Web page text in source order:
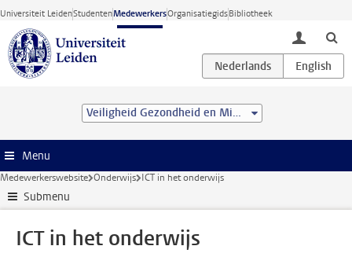
Ga direct naar de inhoud
Universiteit LeidenStudentenMedewerkersOrganisatiegidsBibliotheek
toggle
Veiligheid Gezondheid en Milieu
Menu
Medewerkerswebsite Onderwijs ICT in het onderwijs
Submenu
ICT in het onderwijs